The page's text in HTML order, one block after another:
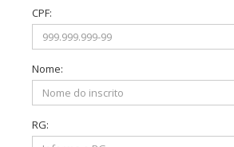
CPF:
Nome:
RG: